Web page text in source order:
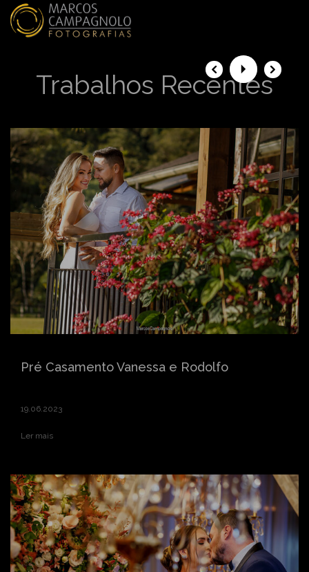
Trabalhos Recentes
Pré Casamento Vanessa e Rodolfo
19.06.2023
Ler mais